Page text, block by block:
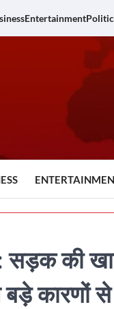
Entertainment
की
कारणों से